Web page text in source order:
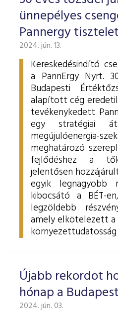
ESG Útmutató
ünnepélyes
Pannergy
2024. jún. 13.
Kereskedésindító
a PannErgy Nyrt.
Budapesti
alapított cég
tevékenykedett
egy stratégiai
meghatározó
fejlődéshez a
jelentősen
egyik legnagyobb
kibocsátó a BÉT-
legzöldebb
amely elkötelezett
Újabb rekordot
hónap a
2024. jún. 03.